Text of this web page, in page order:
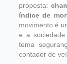
proposta:
índice de
movimento é
e a
tema
contador de